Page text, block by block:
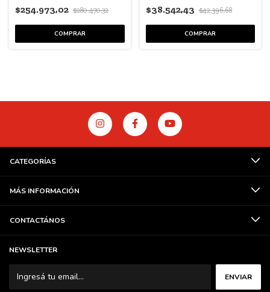
$254.973,02 $280.470,32 $38.542,43 $42.396,68
CATEGORÍAS
MÁS INFORMACIÓN
CONTACTÁNOS
NEWSLETTER